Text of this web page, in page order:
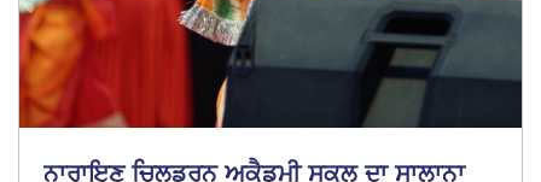
ਨਾਰਾਇਣ ਚਿਲਡਰਨ ਅਕੈਡਮੀ ਸਕੂਲ ਦਾ ਸਾਲਾਨਾ